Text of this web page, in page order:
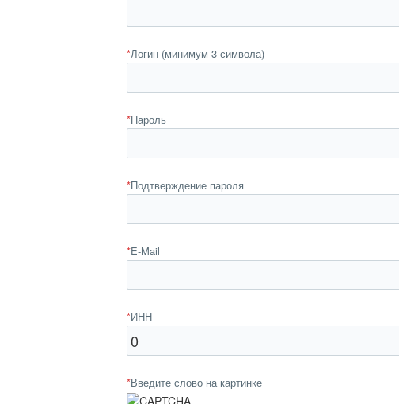
*Логин (минимум 3 символа)
*Пароль
*Подтверждение пароля
*E-Mail
*ИНН
*Введите слово на картинке